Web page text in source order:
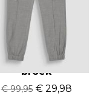
Antony Morato
broek
€ 99,95 € 29,98